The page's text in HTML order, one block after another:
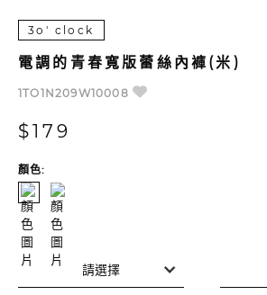
3o' clock
電調的青春寬版蕾絲內褲(米)
1TO1N209W10008
$179
顏色: